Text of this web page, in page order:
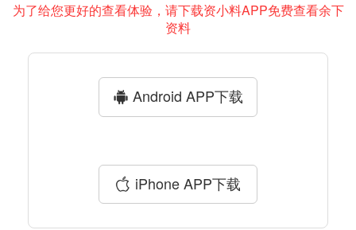
为了给您更好的查看体验，请下载资小料APP免费查看余下
资料
Android APP下载
iPhone APP下载